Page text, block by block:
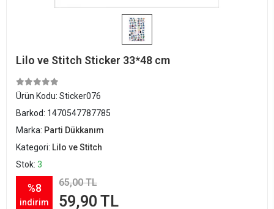
Lilo ve Stitch Sticker 33*48 cm
Ürün Kodu: Sticker076
Barkod: 1470547787785
Marka: Parti Dükkanım
Kategori: Lilo ve Stitch
Stok: 3
%8
indirim
65,00 TL
59,90 TL